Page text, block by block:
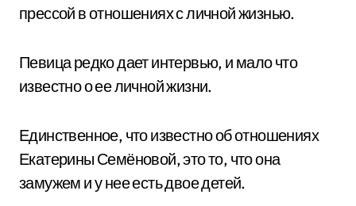
прессой в отношениях с личной жизнью.
Певица редко дает интервью, и мало что
известно о ее личной жизни.
Единственное, что известно об отношениях
Екатерины Семёновой, это то, что она
замужем и у нее есть двое детей.